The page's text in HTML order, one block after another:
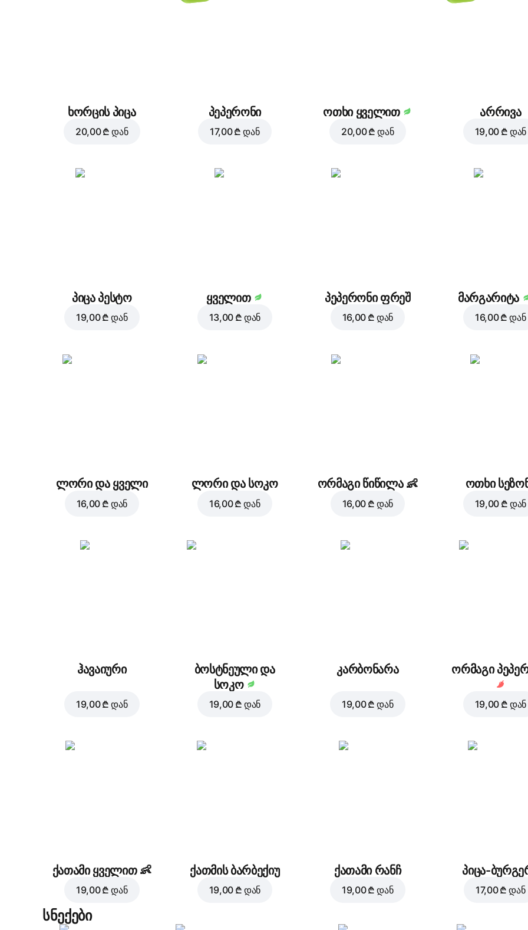
ხორცის პიცა
20,00 ₾ დან
პეპერონი
17,00 ₾ დან
ოთხი ყველით
20,00 ₾ დან
არრივა
19,00 ₾ დან
პიცა პესტო
19,00 ₾ დან
ყველით
13,00 ₾ დან
პეპერონი ფრეშ
16,00 ₾ დან
მარგარიტა
16,00 ₾ დან
ლორი და ყველი
16,00 ₾ დან
ლორი და სოკო
16,00 ₾ დან
ორმაგი წიწილა 👶
16,00 ₾ დან
ოთხი
19,00 ₾ დან
ჰავაიური
19,00 ₾ დან
ბოსტნეული და
სოკო
19,00 ₾ დან
კარბონარა
19,00 ₾ დან
ორმაგი
19,00 ₾ დან
ქათამი ყველით 👶
19,00 ₾ დან
ქათმის ბარბექიუ
19,00 ₾ დან
ქათამი რანჩ
19,00 ₾ დან
პიცა-
17,00 ₾ დან
სნექები